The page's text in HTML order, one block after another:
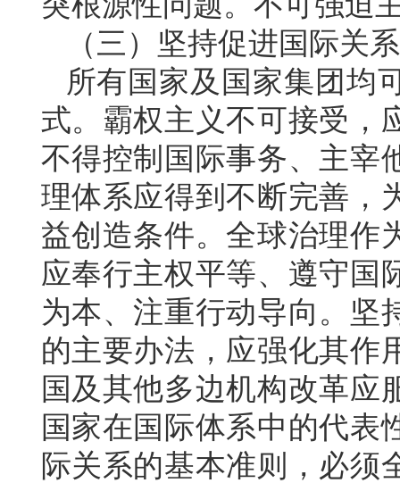
（三）坚持促进国际关
所有国家及国家集团均
式。霸权主义不可接受，
不得控制国际事务、主宰
理体系应得到不断完善，
益创造条件。全球治理作
应奉行主权平等、遵守国
为本、注重行动导向。坚
的主要办法，应强化其作
国及其他多边机构改革应
国家在国际体系中的代表
际关系的基本准则，必须